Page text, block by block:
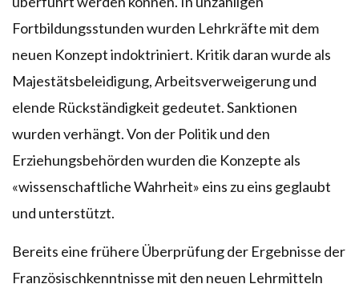
Fortbildungsstunden wurden Lehrkräfte mit dem
neuen Konzept indoktriniert. Kritik daran wurde als
Majestätsbeleidigung, Arbeitsverweigerung und
elende Rückständigkeit gedeutet. Sanktionen
wurden verhängt. Von der Politik und den
Erziehungsbehörden wurden die Konzepte als
«wissenschaftliche Wahrheit» eins zu eins geglaubt
und unterstützt.
Bereits eine frühere Überprüfung der Ergebnisse der
Französischkenntnisse mit den neuen Lehrmitteln